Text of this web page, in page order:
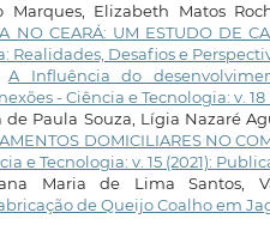
Marques, Elizabeth Matos
NO CEARÁ: UM ESTUDO DE
Realidades, Desafios e
A Influência do
- Ciência e Tecnologia: v. 18
Paula Souza, Lígia Nazaré
DOMICILIARES NO
e Tecnologia: v. 15 (2021):
Maria de Lima Santos,
de Queijo Coalho em